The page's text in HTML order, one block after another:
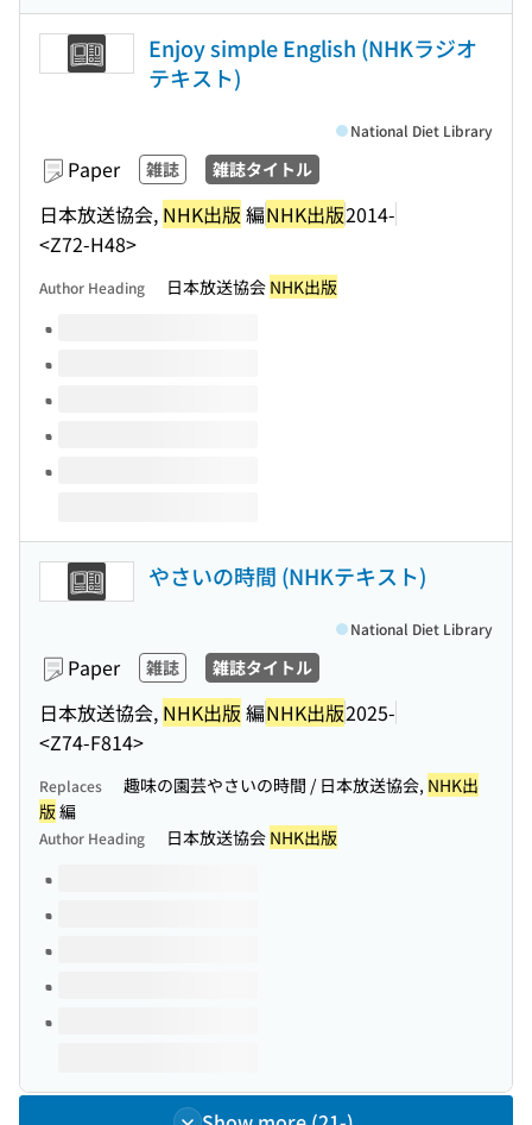
Enjoy simple English (NHKラジオ
テキスト)
Paper 雑誌 雑誌タイトル
日本放送協会, NHK出版 編NHK出版2014-
<Z72-H48>
National Diet Library
Author Heading 日本放送協会 NHK出版
Volumes of this title
やさいの時間 (NHKテキスト)
Paper 雑誌 雑誌タイトル
日本放送協会, NHK出版 編NHK出版2025-
<Z74-F814>
National Diet Library
Replaces 趣味の園芸やさいの時間 / 日本放送協会, NHK出
版編
Author Heading 日本放送協会 NHK出版
Volumes of this title